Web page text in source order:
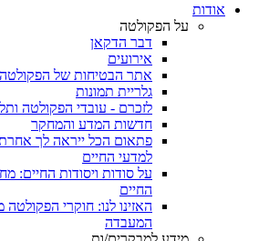
אודות
על הפקולטה
דבר הדקאן
אירועים
אתר הבטיחות של הפקולטה
גלריית תמונות
לזכרם - עובדי הפקולטה
חדשות המדע והמחקר
פתאום הכל ייראה לך
למדעי החיים
על סודות ויסודות החיים:
החיים
האזינו לנו: חוקרי
המעבדה